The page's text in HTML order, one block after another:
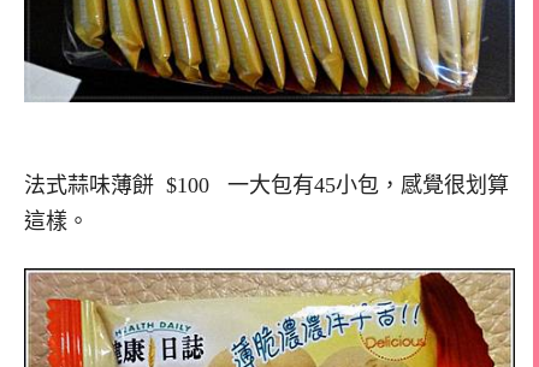
法式蒜味薄餅 $100 一大包有45小包，感覺很划算
這樣。